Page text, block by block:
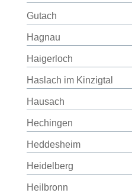
Gutach
Hagnau
Haigerloch
Haslach im Kinzigtal
Hausach
Hechingen
Heddesheim
Heidelberg
Heilbronn